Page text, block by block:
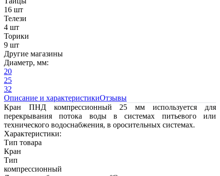
16 шт
Телези
4 шт
Торики
9 шт
Другие магазины
Диаметр, мм:
20
25
32
Описание и характеристикиОтзывы
Кран ПНД компрессионный 25 мм используется для
перекрывания потока воды в системах питьевого или
технического водоснабжения, в оросительных системах.
Характеристики:
Тип товара
Кран
Тип
компрессионный